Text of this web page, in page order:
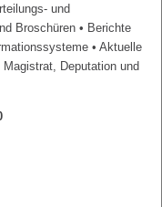
und
Broschüren • Berichte
• Aktuelle
Magistrat, Deputation und